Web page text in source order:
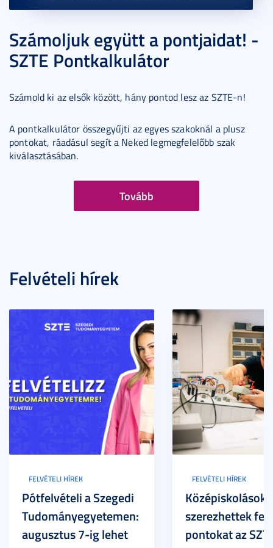
Számoljuk együtt a pontjaidat! -
SZTE Pontkalkulátor
Számold ki az elsők között, hány pontod lesz az SZTE-n!
A pontkalkulátor összegyűjti az egyes szakoknál a plusz
pontokat, ráadásul segít a Neked legmegfelelőbb szak
kiválasztásában.
Tovább
Felvételi hírek
FELVÉTELI HÍREK
Pótfelvételi a Szegedi
Tudományegyetemen:
augusztus 7-ig lehet
FELVÉTELI HÍREK
Középiskolások
szerezhettek
pontokat az